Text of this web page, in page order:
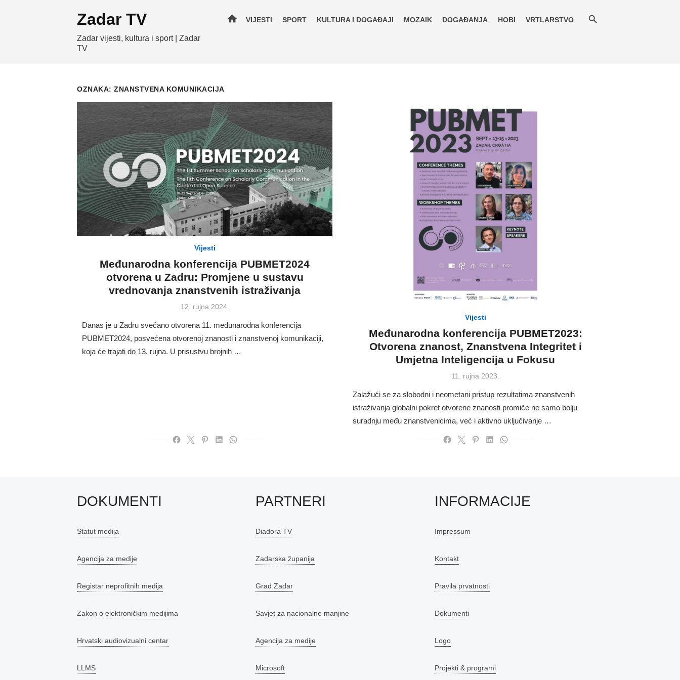
Zadar TV
Zadar vijesti, kultura i sport | Zadar
TV
home VIJESTI SPORT KULTURA I DOGAĐAJI MOZAIK DOGAĐANJA HOBI VRTLARSTVO
OZNAKA: ZNANSTVENA KOMUNIKACIJA
Vijesti
Međunarodna konferencija PUBMET2024
otvorena u Zadru: Promjene u sustavu
vrednovanja znanstvenih istraživanja
Posted
12. rujna 2024.
Danas je u Zadru svečano otvorena 11. međunarodna konferencija
PUBMET2024, posvećena otvorenoj znanosti i znanstvenoj komunikaciji,
koja će trajati do 13. rujna. U prisustvu brojnih …
Vijesti
Međunarodna konferencija PUBMET2023:
Otvorena znanost, Znanstvena Integritet i
Umjetna Inteligencija u Fokusu
Posted
11. rujna 2023.
Zalažući se za slobodni i neometani pristup rezultatima znanstvenih
istraživanja globalni pokret otvorene znanosti promiče ne samo bolju
suradnju među znanstvenicima, već i aktivno uključivanje …
DOKUMENTI
Statut medija
Agencija za medije
Registar neprofitnih medija
Zakon o elektroničkim medijima
Hrvatski audiovizualni centar
LLMS
PARTNERI
Diadora TV
Zadarska županija
Grad Zadar
Savjet za nacionalne manjine
Agencija za medije
Microsoft
INFORMACIJE
Impressum
Kontakt
Pravila prvatnosti
Dokumenti
Logo
Projekti & programi